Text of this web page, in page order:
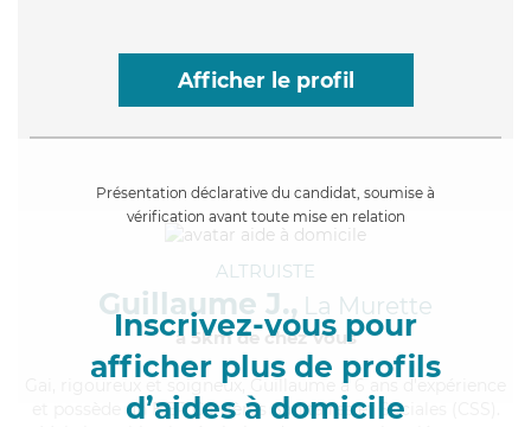
Afficher le profil
Présentation déclarative du candidat, soumise à
vérification avant toute mise en relation
Inscrivez-vous pour
afficher plus de profils
d’aides à domicile
ALTRUISTE
Guillaume J., La Murette
à 5km de chez Vous
, rigoureux et soigneux, Guillaume a 6 ans d'expérience
et possède un BEP Carrières Sanitaires et Sociales (CSS).